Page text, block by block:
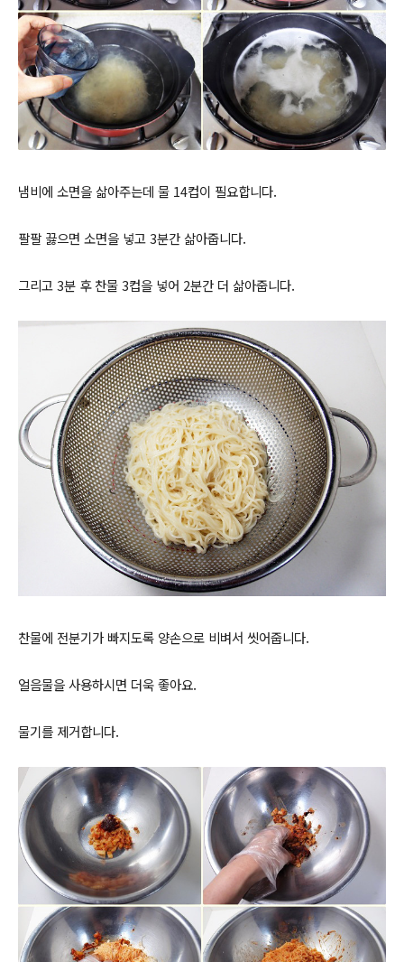
냄비에 소면을 삶아주는데 물 14컵이 필요합니다.
팔팔 끓으면 소면을 넣고 3분간 삶아줍니다.
그리고 3분 후 찬물 3컵을 넣어 2분간 더 삶아줍니다.
찬물에 전분기가 빠지도록 양손으로 비벼서 씻어줍니다.
얼음물을 사용하시면 더욱 좋아요.
물기를 제거합니다.